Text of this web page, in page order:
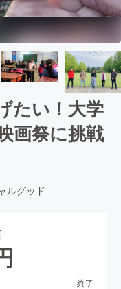
たい！大学
画祭に挑戦
ルグッド
終了